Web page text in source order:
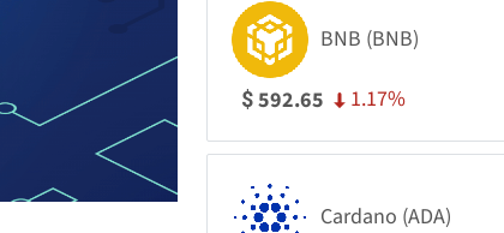
BNB (BNB)
$592.65 1.17%
Cardano (ADA)